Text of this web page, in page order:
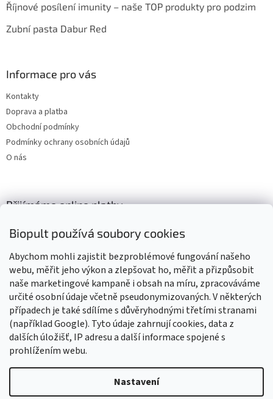
Biopult používá soubory cookies
Abychom mohli zajistit bezproblémové fungování našeho
webu, měřit jeho výkon a zlepšovat ho, měřit a přizpůsobit
naše marketingové kampaně i obsah na míru, zpracováváme
určité osobní údaje včetně pseudonymizovaných. V některých
případech je také sdílíme s důvěryhodnými třetími stranami
(například Google). Tyto údaje zahrnují cookies, data z
dalších úložišť, IP adresu a další informace spojené s
prohlížením webu.
Nastavení
Vážení zákazníci, z důvodu čerpání dovolené budou všechny
Říjnové posílení imunity – naše TOP produkty pro podzim
Zubní pasta Dabur Red
Informace pro vás
Kontakty
Doprava a platba
Obchodní podmínky
Podmínky ochrany osobních údajů
O nás
Přijímáme online platby
Výrobky označené BIO jsou certifikované kontrolní organizací CZ-
BIO-003